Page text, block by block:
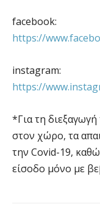
facebook:
https://
instagram:
https://
*Για τη
στον χώρο, τα
την Covid-19,
είσοδο μόνο με